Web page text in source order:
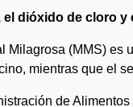
el dióxido de cloro
Milagrosa (MMS) es
mientras que el
de